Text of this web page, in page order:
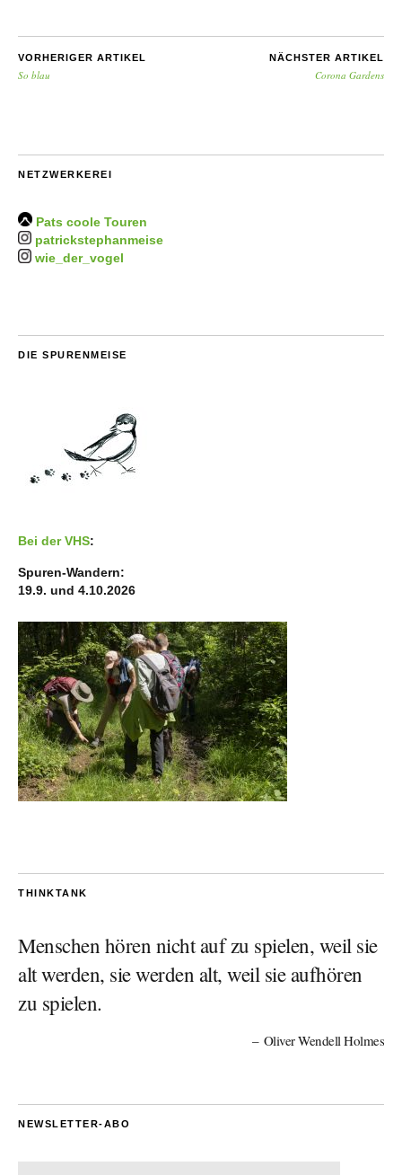
VORHERIGER ARTIKEL
So blau
NÄCHSTER ARTIKEL
Corona Gardens
NETZWERKEREI
Pats coole Touren
patrickstephanmeise
wie_der_vogel
DIE SPURENMEISE
Bei der VHS:
Spuren-Wandern:
19.9. und 4.10.2026
THINKTANK
Menschen hören nicht auf zu spielen, weil sie
alt werden, sie werden alt, weil sie aufhören
zu spielen.
Oliver Wendell Holmes
NEWSLETTER-ABO